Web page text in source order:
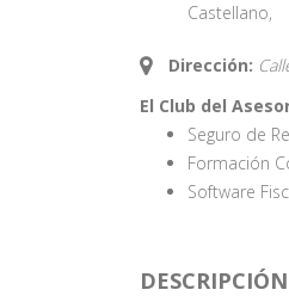
Castellano,
Dirección:
El Club del
Seguro de
Formación
Software
DESCRIPCIÓN